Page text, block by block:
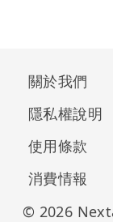
關於我們
隱私權說明
使用條款
消費情報
© 2026